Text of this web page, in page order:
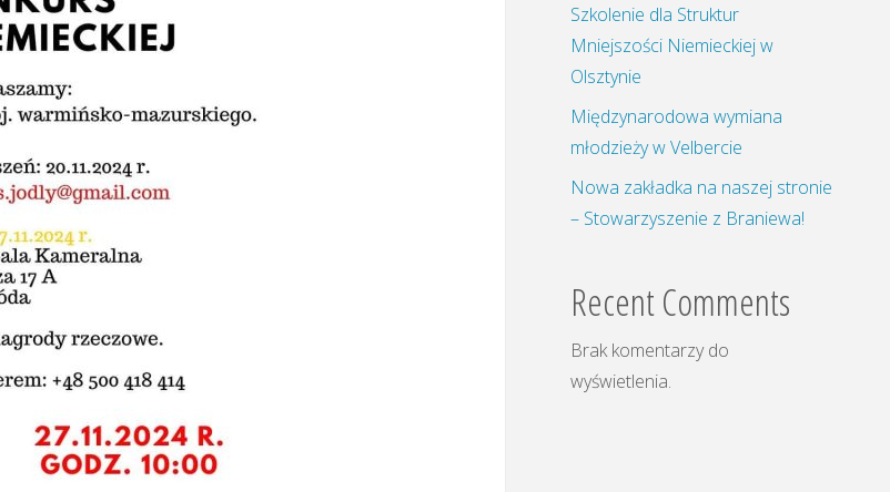
Szkolenie dla Struktur
Mniejszości Niemieckiej w
Olsztynie
Międzynarodowa wymiana
młodzieży w Velbercie
Nowa zakładka na naszej stronie
– Stowarzyszenie z Braniewa!
Recent Comments
Brak komentarzy do
wyświetlenia.